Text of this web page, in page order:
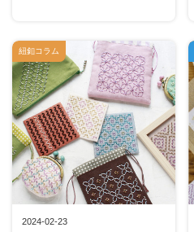
2024-02-23
紐釦コラム